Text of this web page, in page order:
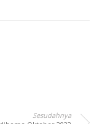
Sesudahnya